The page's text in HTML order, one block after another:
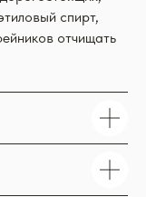
спирт,
отчищать